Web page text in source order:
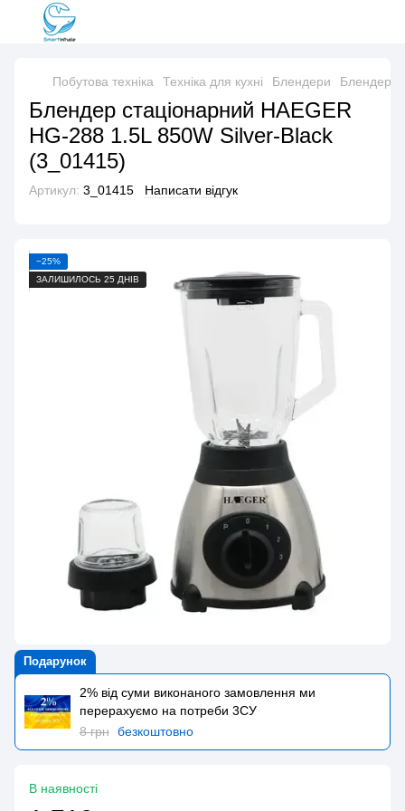
Побутова техніка Техніка для кухні Блендери Блендери
Блендер стаціонарний HAEGER
HG-288 1.5L 850W Silver-Black
(3_01415)
Артикул: 3_01415 Написати відгук
−25%
ЗАЛИШИЛОСЬ 25 ДНІВ
Подарунок
2% від суми виконаного замовлення ми
перерахуємо на потреби 3CУ
8 грн безкоштовно
В наявності